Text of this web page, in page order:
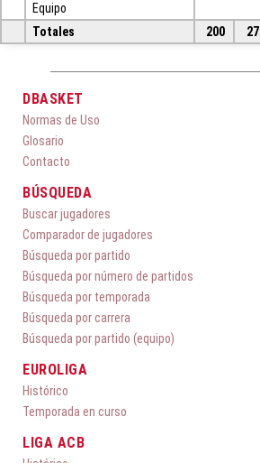
Equipo
Totales
200 27
DBASKET
Normas de Uso
Glosario
Contacto
BÚSQUEDA
Buscar jugadores
Comparador de jugadores
Búsqueda por partido
Búsqueda por número de partidos
Búsqueda por temporada
Búsqueda por carrera
Búsqueda por partido (equipo)
EUROLIGA
Histórico
Temporada en curso
LIGA ACB